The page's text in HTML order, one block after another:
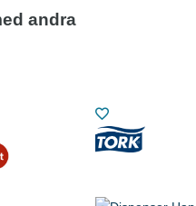
entire product.
skin healthy and
andra